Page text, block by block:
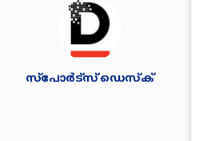
സ്പോര്‍ട്സ് ഡെസ്‌ക്